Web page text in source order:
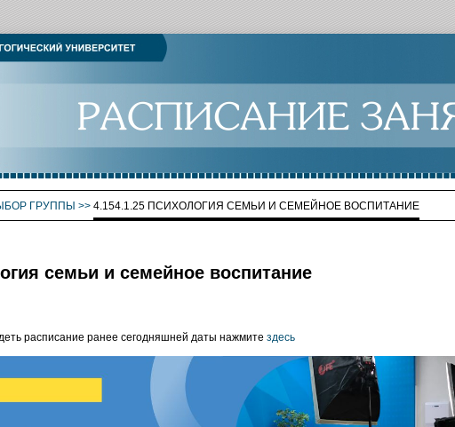
ГРУППЫ >> 4.154.1.25 ПСИХОЛОГИЯ СЕМЬИ И СЕМЕЙНОЕ ВОСПИТАНИЕ
семьи и семейное воспитание
расписание ранее сегодняшней даты нажмите здесь